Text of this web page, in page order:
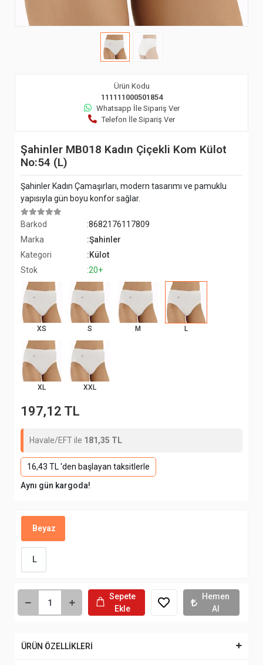
Ürün Kodu
111111000501854
Whatsapp İle Sipariş Ver
Telefon İle Sipariş Ver
Şahinler MB018 Kadın Çiçekli Kom Külot
No:54 (L)
Şahinler Kadın Çamaşırları, modern tasarımı ve pamuklu
yapısıyla gün boyu konfor sağlar.
Barkod
:8682176117809
Marka
:Şahinler
Kategori
:Külot
Stok
:20+
XS S M L
XL XXL
197,12 TL
Havale/EFT ile 181,35 TL
16,43 TL 'den başlayan taksitlerle
Aynı gün kargoda!
Beyaz
L
Sepete
Ekle
Hemen
Al
ÜRÜN ÖZELLİKLERİ